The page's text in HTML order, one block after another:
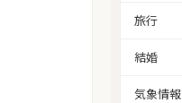
旅行
結婚
気象情報